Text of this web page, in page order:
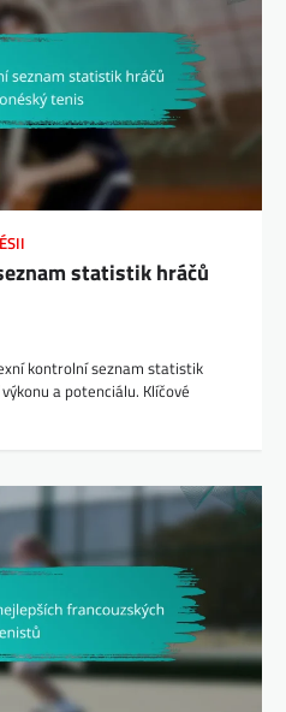
statistik hráčů
kontrolní seznam statistik
a potenciálu. Klíčové